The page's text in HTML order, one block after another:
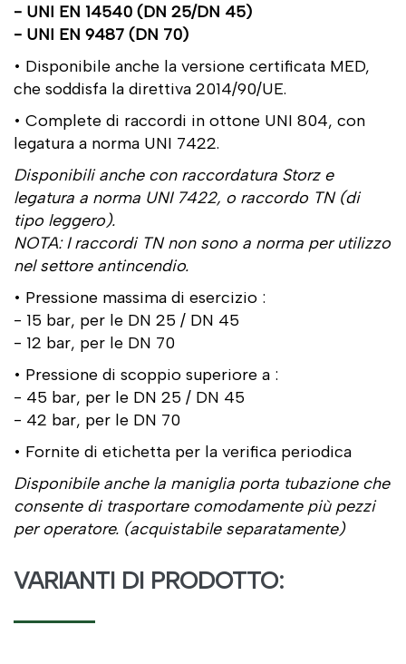
- UNI EN 14540 (DN 25/DN 45)
- UNI EN 9487 (DN 70)
• Disponibile anche la versione certificata MED,
che soddisfa la direttiva 2014/90/UE.
• Complete di raccordi in ottone UNI 804, con
legatura a norma UNI 7422.
Disponibili anche con raccordatura Storz e
legatura a norma UNI 7422, o raccordo TN (di
tipo leggero).
NOTA: I raccordi TN non sono a norma per utilizzo
nel settore antincendio.
• Pressione massima di esercizio :
- 15 bar, per le DN 25 / DN 45
- 12 bar, per le DN 70
• Pressione di scoppio superiore a :
- 45 bar, per le DN 25 / DN 45
- 42 bar, per le DN 70
• Fornite di etichetta per la verifica periodica
Disponibile anche la maniglia porta tubazione che
consente di trasportare comodamente più pezzi
per operatore. (acquistabile separatamente)
VARIANTI DI PRODOTTO: